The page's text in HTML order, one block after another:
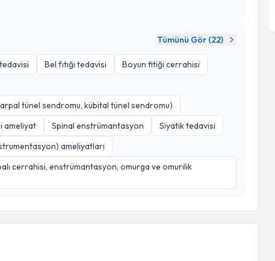
Tümünü Gör (22)
Bel fıtığı tedavisi
Boyun fitiği cerrahisi
tünel sendromu, kübital tünel sendromu)
ameliyat
Spinal enstrümantasyon
Siyatik tedavisi
ameliyatları
cerrahisi, enstrümantasyon, omurga ve omurilik